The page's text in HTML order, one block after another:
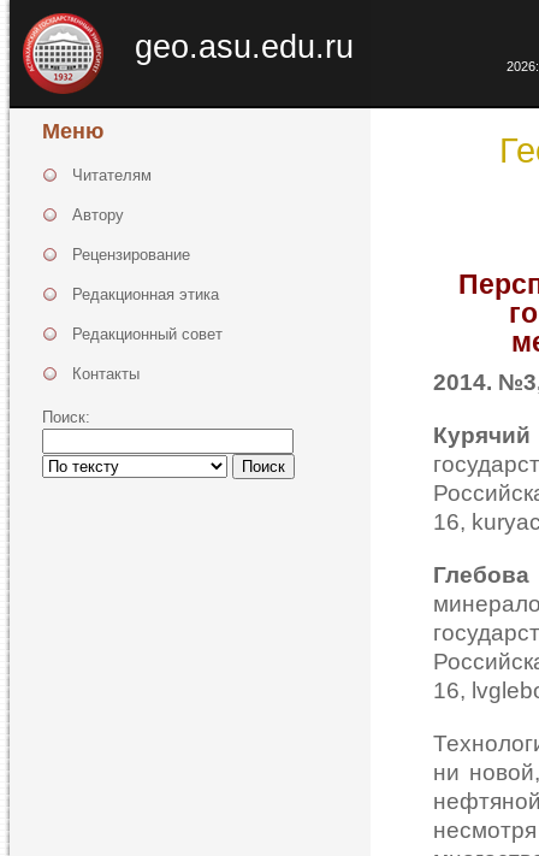
geo.asu.edu.ru
Меню
Читателям
Автору
Рецензирование
Редакционная этика
Редакционный совет
Контакты
Поиск:
Поиск
2014.
16,
16,
ни